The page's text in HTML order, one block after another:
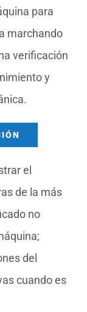
para
marchando
verificación
y
el
de la más
no
del
cuando es